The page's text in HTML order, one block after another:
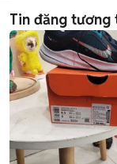
Tin đăng tương